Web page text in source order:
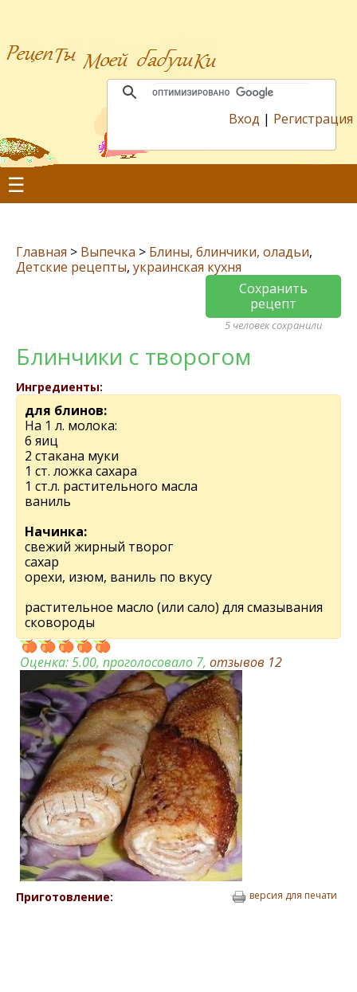
Вход | Регистрация
☰
Главная > Выпечка > Блины, блинчики, оладьи,
Детские рецепты, украинская кухня
Сохранить
рецепт
5 человек сохранили
Блинчики с творогом
Ингредиенты:
для блинов:
На 1 л. молока:
6 яиц
2 стакана муки
1 ст. ложка сахара
1 ст.л. раститeльного масла
ваниль
Начинка:
свежий жирный творог
сахар
орехи, изюм, ваниль по вкусу
раститeльноe масло (или сало) для смазывания
сковороды
Оценка:5.00, проголосовало 7, отзывов 12
Приготовление: версия для печати